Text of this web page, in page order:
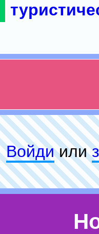
Войдиили